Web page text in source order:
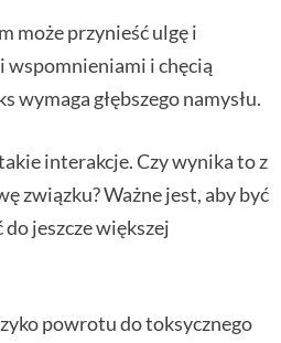
może przynieść ulgę i
wspomnieniami i chęcią
głębszego namysłu.
interakcje. Czy wynika to z
związku? Ważne jest, aby być
jeszcze większej
powrotu do toksycznego